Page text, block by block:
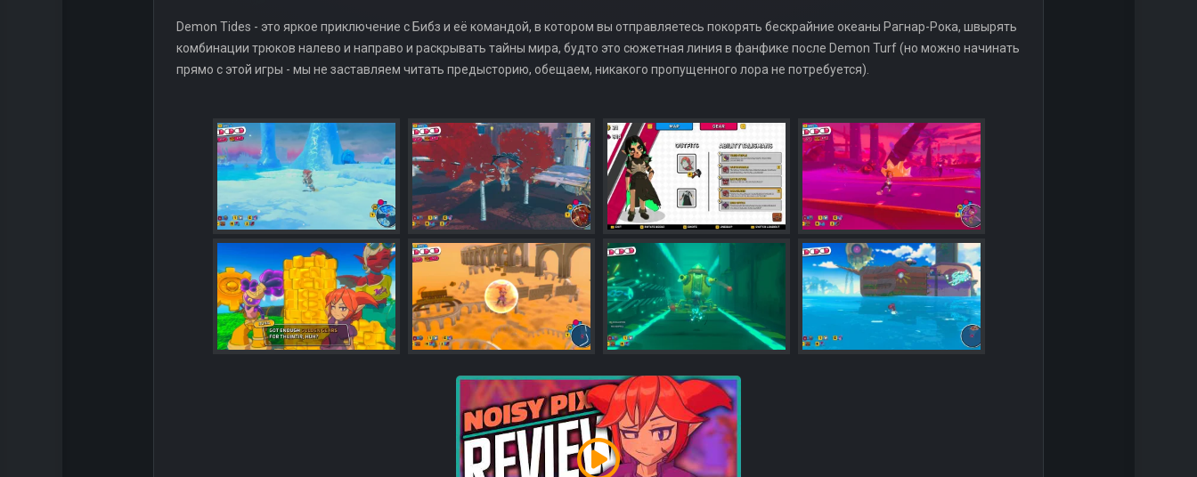
Demon Tides - это яркое приключение с Бибз и её командой, в котором вы отправляетесь покорять бескрайние океаны Рагнар-Рока, швырять
комбинации трюков налево и направо и раскрывать тайны мира, будто это сюжетная линия в фанфике после Demon Turf (но можно начинать
прямо с этой игры - мы не заставляем читать предысторию, обещаем, никакого пропущенного лора не потребуется).